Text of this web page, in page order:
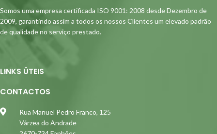
Somos uma empresa certificada ISO 9001: 2008 desde Dezembro de
2009, garantindo assim a todos os nossos Clientes um elevado padrão
de qualidade no serviço prestado.
LINKS ÚTEIS
CONTACTOS
Rua Manuel Pedro Franco, 125
Várzea do Andrade